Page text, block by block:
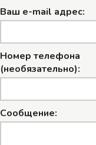
Ваш e-mail адрес:
Номер телефона
(необязательно):
Сообщение: